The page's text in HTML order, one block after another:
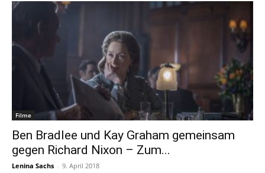
Filme
Ben Bradlee und Kay Graham gemeinsam
gegen Richard Nixon – Zum...
Lenina Sachs - 9. April 2018